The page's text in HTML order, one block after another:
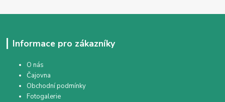
Informace pro zákazníky
O nás
Čajovna
Obchodní podmínky
Fotogalerie